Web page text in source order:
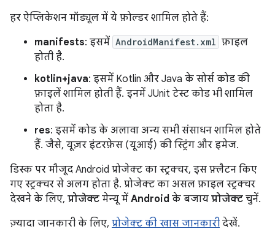
हर ऐप्लिकेशन मॉड्यूल में ये फ़ोल्डर शामिल होते हैं:
manifests: इसमें AndroidManifest.xml फ़ाइल
होती है.
kotlin+java: इसमें Kotlin और Java के सोर्स कोड की
फ़ाइलें शामिल होती हैं. इनमें JUnit टेस्ट कोड भी शामिल
होता है.
res: इसमें कोड के अलावा अन्य सभी संसाधन शामिल होते
हैं. जैसे, यूज़र इंटरफ़ेस (यूआई) की स्ट्रिंग और इमेज.
डिस्क पर मौजूद Android प्रोजेक्ट का स्ट्रक्चर, इस फ़्लैटन किए
गए स्ट्रक्चर से अलग होता है. प्रोजेक्ट का असल फ़ाइल स्ट्रक्चर
देखने के लिए, प्रोजेक्ट मेन्यू में Android के बजाय प्रोजेक्ट चुनें.
ज़्यादा जानकारी के लिए, प्रोजेक्ट की खास जानकारी देखें.